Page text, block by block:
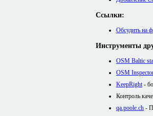
Ссылки:
Обсудить на
Инструменты
OSM Baltic
OSM
KeepRight-
Контроль
qa.poole.ch -